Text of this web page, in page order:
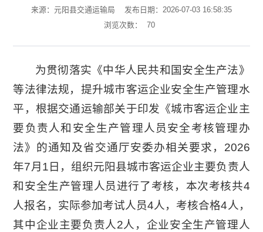
来源：元阳县交通运输局
发布日期：2026-07-03 16:58:35
浏览次数：
70
为贯彻落实《中华人民共和国安全生产法》
等法律法规，提升城市客运企业安全生产管理水
平，根据交通运输部关于印发《城市客运企业主
要负责人和安全生产管理人员安全考核管理办
法》的通知及省交通厅安委办相关要求，2026
年7月1日，组织元阳县城市客运企业主要负责人
和安全生产管理人员进行了考核，本次考核共4
人报名，实际参加考试人员4人，考核合格4人，
其中企业主要负责人2人，企业安全生产管理人